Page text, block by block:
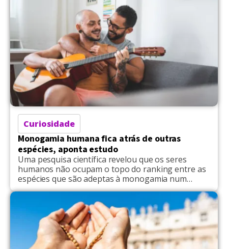
específicas. Não se trata de permitir traições, mas
de reformular acordos […]
Curiosidade
Monogamia humana fica atrás de outras
espécies, aponta estudo
Uma pesquisa científica revelou que os seres
humanos não ocupam o topo do ranking entre as
espécies que são adeptas à monogamia num
relacionamento amoroso. De acordo com a
pesquisa, publicada na revista Proceedings of the
Royal Society: Biological Sciences, foi conduzida
pelo antropólogo evolucionista Mark Dyble, do
Departamento de Arqueologia de Cambridge. Foi
adotado […]